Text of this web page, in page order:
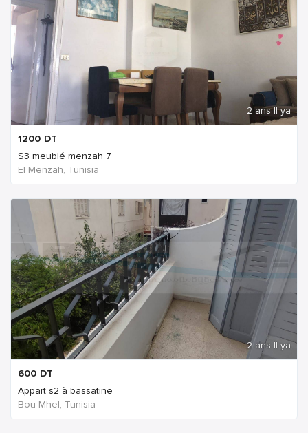
2 ans Il ya
1200 DT
S3 meublé menzah 7
El Menzah, Tunisia
2 ans Il ya
600 DT
Appart s2 à bassatine
Bou Mhel, Tunisia